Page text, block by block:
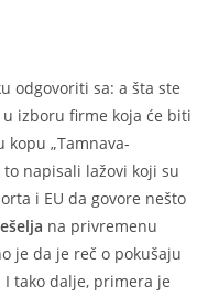
odgovoriti sa: a šta ste
izboru firme koja će biti
kopu „Tamnava-
napisali lažovi koji su
i EU da govore nešto
na privremenu
je da je reč o pokušaju
tako dalje, primera je